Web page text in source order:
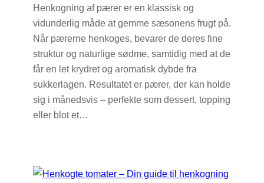
Henkogning af pærer er en klassisk og
vidunderlig måde at gemme sæsonens frugt på.
Når pærerne henkoges, bevarer de deres fine
struktur og naturlige sødme, samtidig med at de
får en let krydret og aromatisk dybde fra
sukkerlagen. Resultatet er pærer, der kan holde
sig i månedsvis – perfekte som dessert, topping
eller blot et…